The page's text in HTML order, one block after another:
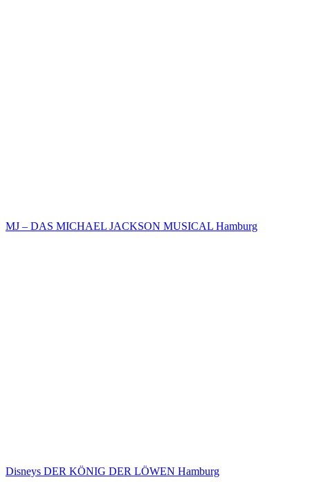
MJ – DAS MICHAEL JACKSON MUSICAL Hamburg
Disneys DER KÖNIG DER LÖWEN Hamburg